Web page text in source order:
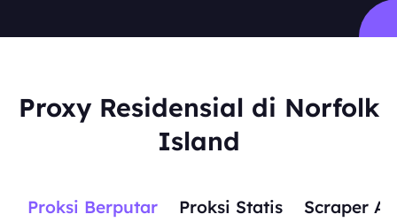
Proxy Residensial di Norfolk
Island
Proksi Berputar Proksi Statis Scraper